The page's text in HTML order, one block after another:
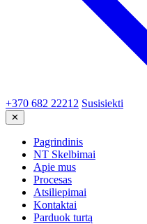
+370 682 22212 Susisiekti
✕
Pagrindinis
NT Skelbimai
Apie mus
Procesas
Atsiliepimai
Kontaktai
Parduok turtą